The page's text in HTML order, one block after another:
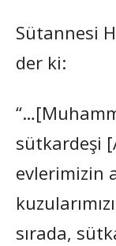
Sütannesi
der ki:
sütkardeşi
evlerimizin
sırada,